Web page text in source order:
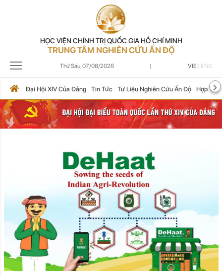
HỌC VIỆN CHÍNH TRỊ QUỐC GIA HỒ CHÍ MINH
TRUNG TÂM NGHIÊN CỨU ẤN ĐỘ
Thứ Sáu,07/08/2026 | VIE ENG
Đại Hội XIV Của Đảng Tin Tức Tư Liệu Nghiên Cứu Ấn Độ Hợp Tác